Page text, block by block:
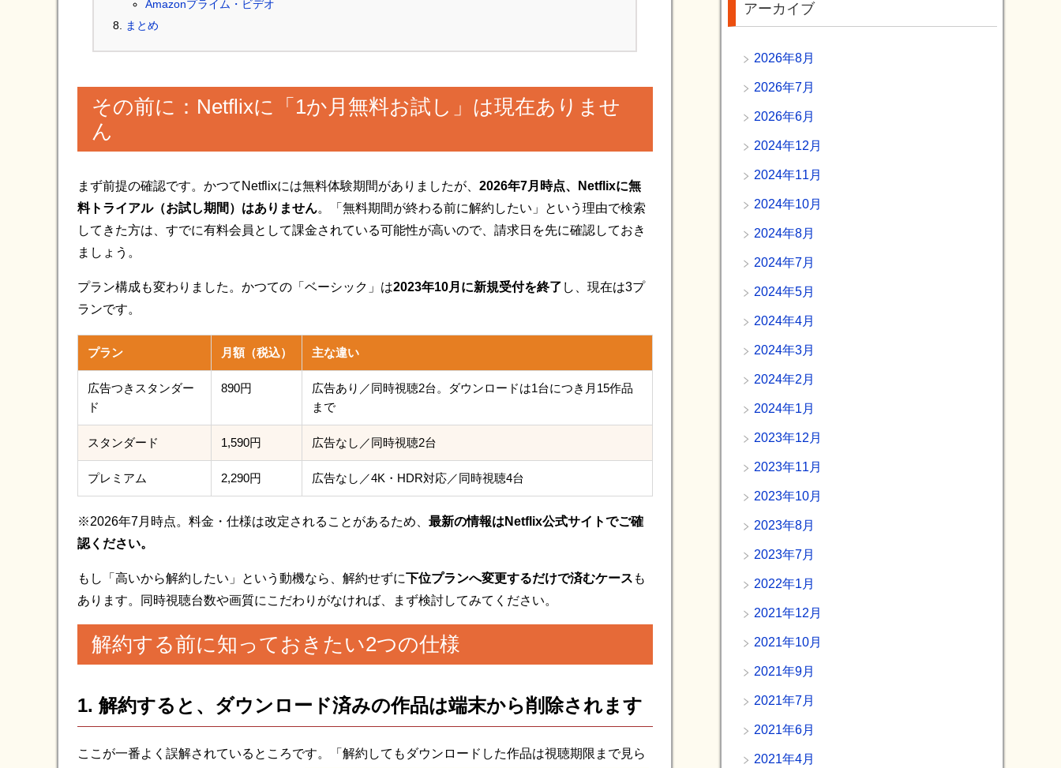
Amazonプライム・ビデオ
まとめ
その前に：Netflixに「1か月無料お試し」は現在ありませ
ん
まず前提の確認です。かつてNetflixには無料体験期間がありましたが、 2026年7月時点、Netflixに無
料トライアル（お試し期間）はありません。「無料期間が終わる前に解約したい」という理由で検索
してきた方は、すでに有料会員として課金されている可能性が高いので、請求日を先に確認しておき
ましょう。
プラン構成も変わりました。かつての「ベーシック」は2023年10月に新規受付を終了 し、現在は3プ
ランです。
プラン 月額（税込） 主な違い
広告つきスタンダー
ド
890円
広告あり／同時視聴2台。ダウンロードは1台につき月15作品
まで
スタンダード 1,590円 広告なし／同時視聴2台
プレミアム 2,290円 広告なし／4K・HDR対応／同時視聴4台
※2026年7月時点。料金・仕様は改定されることがあるため、 最新の情報はNetflix公式サイトでご確
認ください。
もし「高いから解約したい」という動機なら、解約せずに下位プランへ変更するだけで済むケース も
あります。同時視聴台数や画質にこだわりがなければ、まず検討してみてください。
解約する前に知っておきたい2つの仕様
1. 解約すると、ダウンロード済みの作品は端末から削除されます
ここが一番よく誤解されているところです。「解約してもダウンロードした作品は視聴期限まで見ら
アーカイブ
2026年8月
2026年7月
2026年6月
2024年12月
2024年11月
2024年10月
2024年8月
2024年7月
2024年5月
2024年4月
2024年3月
2024年2月
2024年1月
2023年12月
2023年11月
2023年10月
2023年8月
2023年7月
2022年1月
2021年12月
2021年10月
2021年9月
2021年7月
2021年6月
2021年4月